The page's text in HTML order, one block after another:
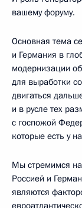
вашему форуму.
Основная тема
и Германия в
модернизации
для выработки
двигаться
и в русле тех
с госпожой
которые есть у
Мы стремимся
Россией и
являются